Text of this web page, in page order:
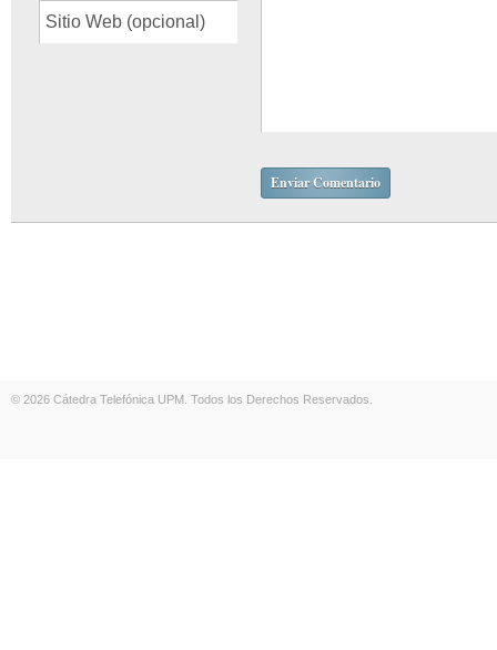
© 2026 Cátedra Telefónica UPM. Todos los Derechos Reservados.